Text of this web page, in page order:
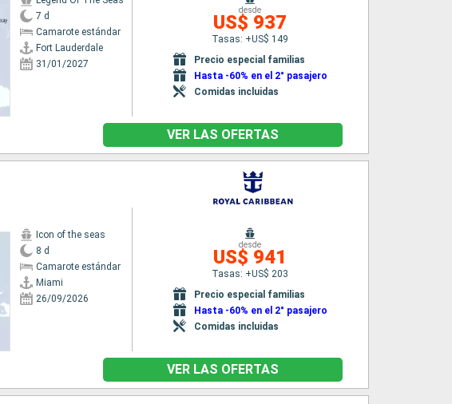
7 d
Camarote estándar
Fort Lauderdale
31/01/2027
desde
US$ 937
Tasas: +US$ 149
Precio especial familias
Hasta -60% en el 2° pasajero
Comidas incluidas
VER LAS OFERTAS
Icon of the seas
8 d
Camarote estándar
Miami
26/09/2026
desde
US$ 941
Tasas: +US$ 203
Precio especial familias
Hasta -60% en el 2° pasajero
Comidas incluidas
VER LAS OFERTAS